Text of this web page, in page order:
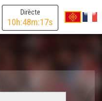
Dirècte
10h:48m:17s